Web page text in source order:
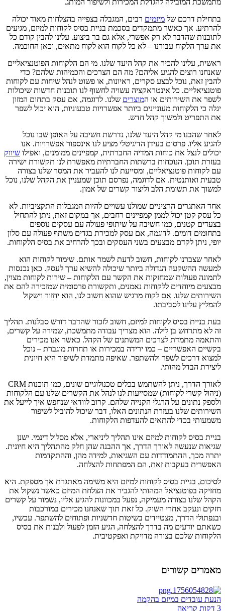
בתחילת דרכם של מיזמים רבים, המגבלה בצפייה בהצלחות מאוד יכולה
להרתיע. אך כאשר מתמקדים בסכמת בניית בסיס לקוחות למיזם, מגיעים
לתובנות שהדבר לא רק אפשרי, אלא גם בר ביצוע. עלינו להבין קודם כל
את ערך הלקוח עבורנו – לא כל לקוח הוא לקוח מתאים, וכאן החוכמה.
ראשית, עלינו להכיר את קהל היעד שלנו. מי הם הלקוחות הפוטנציאליים
שאנחנו רוצים להגיע אליהם? מה הם הצרכים והכמיהות שלהם? כדי
להבין זאת, נוכל לבצע סקרים, ראיונות, או פשוט לנהל שיחות עם לקוחות
פוטנציאליים. כל אינטראקציה עשויה לחשוף לנו תובנות חדשות שיכולות
לשפר את השירותים או המוצרים שלנו. לדוגמה, אם עסק בתחום המזון
יגלה כי הלקוחות מעוניינים ביותר אפשרויות טבעוניות, הוא יכול לשפר
את התפריט ולמשוך קהל חדש.
לאחר שהבנו מי קהל היעד שלנו, נדרשת חשיבה על האופן שבו נוכל
להגיע אליו. פרסום בעידן הדיגיטלי מציע לנו אינספור אפשרויות. אנו
יכולים לנצל את כוחות המדיה החברתית, קמפיינים ממומנים, ואפילו שיווק
בעזרת תוכן. הנוכחות ברשתות החברתיות מאפשרת לנו תקשורת ישירה
עם לקוחות פוטנציאליים, ומסייעת לנו להעביר את המסר שלנו בצורה
טבעית ואותנטית. אם לדוגמה, נפרסם תוכן שמעניין את הקהל שלנו, נוכל
למשוך את תשומת הלב וליצור קשרים של אמון.
אחד האתגרים הרציניים שמולנו עשויים להיות המגבלות התקציביות. לא
כל עסק קטן יכול לממן קמפיינים רחבים, אך במקום זאת, ניתן להתחיל
בצעדים קטנים, כמו חשיבה על שיתופי פעולה עם עסקים נוספים
בתחומים דומים. לדוגמה, אם עסק למכירת בגדים משתף פעולה עם סלון
יופי, ניתן לקדם מבצעים בשני העסקים ובכך להרחיב את בסיס הלקוחות.
לאחר שצברנו לקוחות, חשוב לדעת לשמר אותם. שימור לקוחות הוא
למעשה ההשקעה הגדולה ביותר שיכולה להשיא ערך לעסק. כאן נכנסות
לתמונה פעולות שמחזקות את הקשר עם הלקוחות – שירות לקוחות מצוין,
מבצעים מיוחדים ללקוחות נאמנים, ותקשורת פרסומית שמזכירה להם את
השירותים שלנו. אם לקוח מרגיש שהוא חשוב לנו, הוא יחזור וישקול
להמליץ עלינו לסביבתו.
בעת בניית בסיס לקוחות למיזם, חשוב לזכור שהדבר דורש סבלנות. תהליך
זה לא מתרחש בן לילה. הוא מצריך עבודה מתמשכת, שמירה על קשרים,
והתאמה מתמדת לצרכים המשתנים של הקהל. כאשר אנו מכירים
בקשיים האפשריים – כמו ירידה במכירות או תחרות מוגברת – נוכל
למצוא דרכים לשפר ולהשתפר. שאיפה מתמדת לשיפור היא חיונית
ליצירת הבדל מהותי.
לאורך הדרך, ניתן להשתמש בכלים טכנולוגיים שונים, כמו תוכנות CRM
(ניהול קשרי לקוחות) שמסייעות לנו לנהל את הקשרים שלנו עם הלקוחות
ולספק נתונים על הרגלי הקנייה שלהם. קרוב לוודאי שנחפש איך לייעל את
השירותים שלנו בעזרת הנתונים האלו, דבר שיכול להוביל לשיפור
משמעותי בכדי להתאים להעדפות הלקוחות.
בניית בסיס לקוחות למיזם אינו תהליך ליניארי, אלא מסלול דינמי. ישנן
שגיאות שנעשה לאורך הדרך, אך ההבנה שהן חלק מהתהליך היא חיונית.
יתרה מכך, ההתמודדות עם השגיאות, למידה מהן, וההתקדמות
האפשרית בעקבות זאת, הם המפתחות להצלחה.
לסיכום, בניית בסיס לקוחות למיזם היא משימה מאתגרת אך מספקת. היא
מחזיקה בפוטנציאל המהותי להגביר את הצלחת המיזם כאשר נשקול את
הקהל שלנו בצורה מעמיקה, נפעל במכוונות להגיע אליו, נשמור על קשרים
חזקים ונעקב אחרי השוק. כל זאת תוך שאנחנו מכירים במורכבות
ובנפתולי הדרך, מצטיידים בשיטות חדשניות ופתוחים להשתפר. עכשיו,
כשאתם יודעים מה בדרך להצלחה, הגיע הזמן לפעול ולבנות את בסיס
הלקוחות שלכם בצורה מדויקת ואפקטיבית.
מאמרים קשורים
הנעת עובדים במיזם בהקמה
3 דקות קריאה